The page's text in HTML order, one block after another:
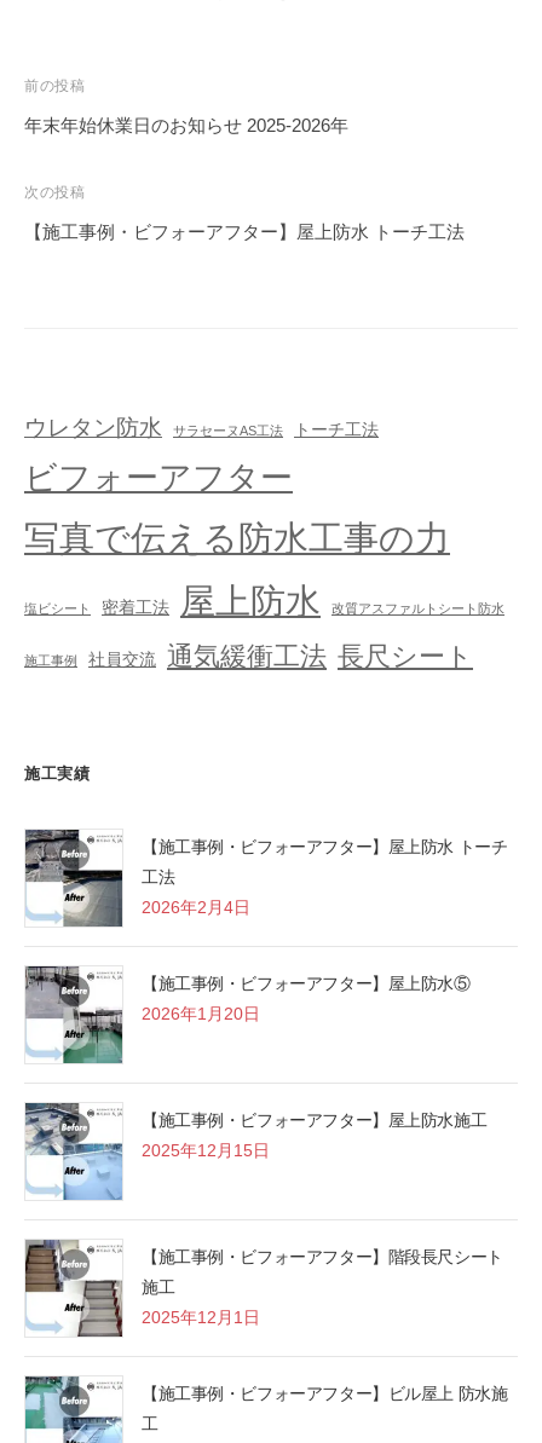
前の投稿
年末年始休業日のお知らせ 2025-2026年
次の投稿
【施工事例・ビフォーアフター】屋上防水 トーチ工法
ウレタン防水 サラセーヌAS工法 トーチ工法
ビフォーアフター
写真で伝える防水工事の力
塩ビシート 密着工法 屋上防水 改質アスファルトシート防水
施工事例 社員交流 通気緩衝工法 長尺シート
施工実績
【施工事例・ビフォーアフター】屋上防水 トーチ
工法
2026年2月4日
【施工事例・ビフォーアフター】屋上防水⑤
2026年1月20日
【施工事例・ビフォーアフター】屋上防水施工
2025年12月15日
【施工事例・ビフォーアフター】階段長尺シート
施工
2025年12月1日
【施工事例・ビフォーアフター】ビル屋上 防水施
工